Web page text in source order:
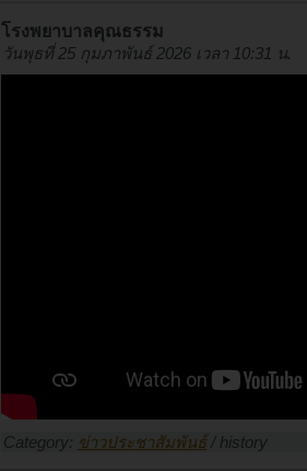
โรงพยาบาลคุณธรรม
วันพุธที่ 25 กุมภาพันธ์ 2026 เวลา 10:31 น.
Category: ข่าวประชาสัมพันธ์ / history